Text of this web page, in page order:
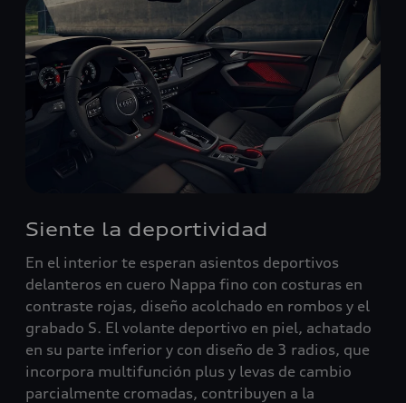
Siente la deportividad
En el interior te esperan asientos deportivos
delanteros en cuero Nappa fino con costuras en
contraste rojas, diseño acolchado en rombos y el
grabado S. El volante deportivo en piel, achatado
en su parte inferior y con diseño de 3 radios, que
incorpora multifunción plus y levas de cambio
parcialmente cromadas, contribuyen a la